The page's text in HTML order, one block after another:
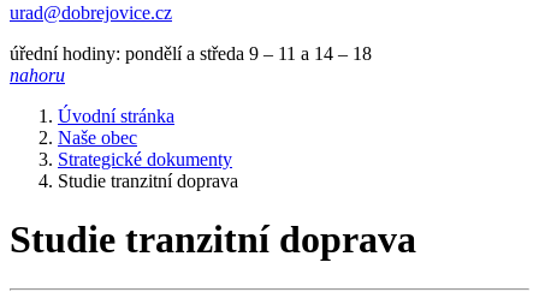
urad@dobrejovice.cz
úřední hodiny: pondělí a středa 9 – 11 a 14 – 18
nahoru
Úvodní stránka
Naše obec
Strategické dokumenty
Studie tranzitní doprava
Studie tranzitní doprava